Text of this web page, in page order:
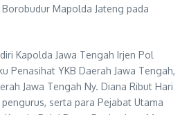
Mapolda Jateng pada
Kapolda Jawa Tengah Irjen Pol
Penasihat YKB Daerah Jawa Tengah,
Jawa Tengah Ny. Diana Ribut Hari
serta para Pejabat Utama